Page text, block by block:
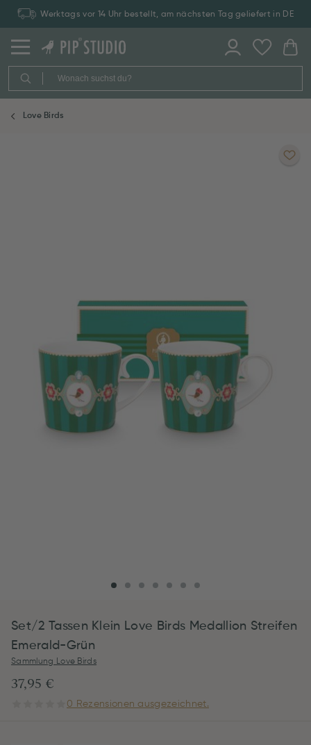
Werktags vor 14 Uhr bestellt, am nächsten Tag geliefert in DE
Love Birds
Set/2 Tassen Klein Love Birds Medallion Streifen
Emerald-Grün
Sammlung Love Birds
37,95 €
0 Rezensionen ausgezeichnet.